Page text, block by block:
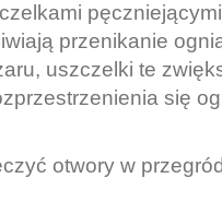
przenikanie
uszczelki te
się
otwory w